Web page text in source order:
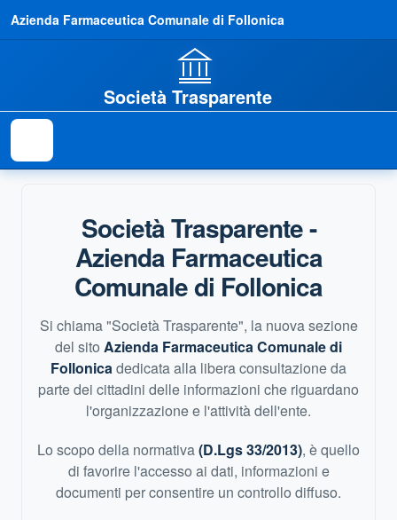
Azienda Farmaceutica Comunale di Follonica
Società Trasparente
Società Trasparente -
Azienda Farmaceutica
Comunale di Follonica
Si chiama "Società Trasparente", la nuova sezione
del sito Azienda Farmaceutica Comunale di
Follonicadedicata alla libera consultazione da
parte dei cittadini delle informazioni che riguardano
l'organizzazione e l'attività dell'ente.
Lo scopo della normativa(D.Lgs 33/2013), è quello
di favorire l'accesso ai dati, informazioni e
documenti per consentire un controllo diffuso.